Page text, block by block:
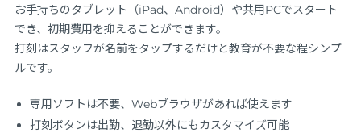
お手持ちのタブレット（iPad、Android）や共用PCでスタート
でき、初期費用を抑えることができます。
打刻はスタッフが名前をタップするだけと教育が不要な程シンプ
ルです。
専用ソフトは不要、Webブラウザがあれば使えます
打刻ボタンは出勤、退勤以外にもカスタマイズ可能